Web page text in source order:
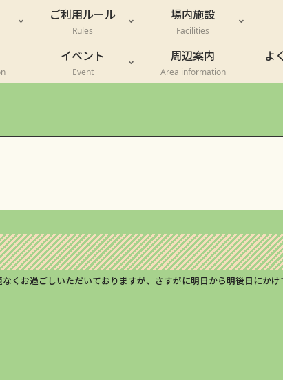
ご利用ルール
Rules
場内施設
Facilities
イベント
Event
周辺案内
Area information
よ
くお過ごしいただいておりますが、さすがに明日から明後日にか